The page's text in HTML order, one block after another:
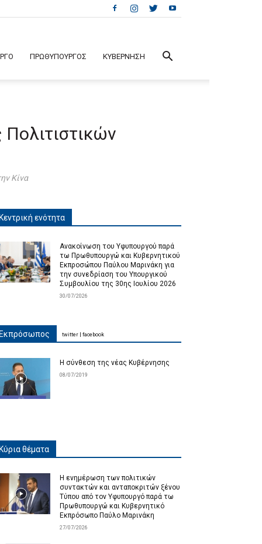
ΠΡΩΘΥΠΟΥΡΓΟΣ ΚΥΒΕΡΝΗΣΗ
Κίνα
Κεντρική ενότητα
Ανακοίνωση του Υφυπουργού παρά
τω Πρωθυπουργώ και Κυβερνητικού
Εκπροσώπου Παύλου Μαρινάκη για
την συνεδρίαση του Υπουργικού
Συμβουλίου της 30ης Ιουλίου 2026
30/07/2026
Εκπρόσωπος
Η σύνθεση της νέας Κυβέρνησης
08/07/2019
twitter facebook
Κύρια θέματα
Η ενημέρωση των πολιτικών
συντακτών και ανταποκριτών ξένου
Τύπου από τον Υφυπουργό παρά τω
Πρωθυπουργώ και Κυβερνητικό
Εκπρόσωπο Παύλο Μαρινάκη
27/07/2026